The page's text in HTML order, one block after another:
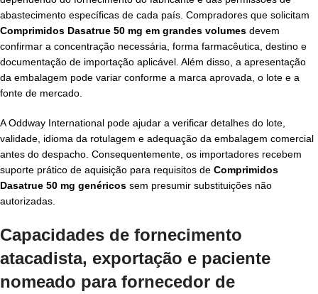
abastecimento específicas de cada país. Compradores que solicitam
Comprimidos Dasatrue 50 mg em grandes volumes devem
confirmar a concentração necessária, forma farmacêutica, destino e
documentação de importação aplicável. Além disso, a apresentação
da embalagem pode variar conforme a marca aprovada, o lote e a
fonte de mercado.
A Oddway International pode ajudar a verificar detalhes do lote,
validade, idioma da rotulagem e adequação da embalagem comercial
antes do despacho. Consequentemente, os importadores recebem
suporte prático de aquisição para requisitos de Comprimidos
Dasatrue 50 mg genéricos sem presumir substituições não
autorizadas.
Capacidades de fornecimento
atacadista, exportação e paciente
nomeado para fornecedor de